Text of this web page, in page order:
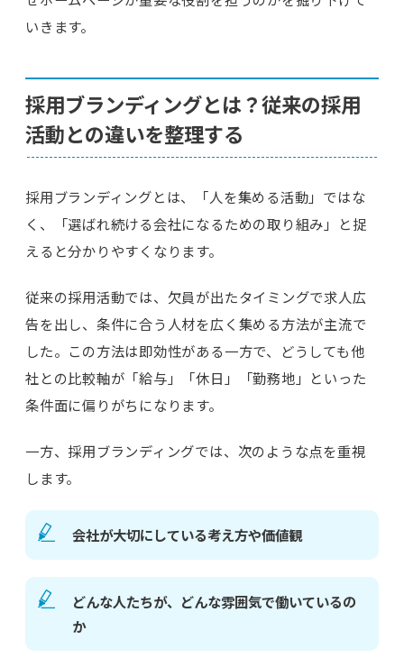
いきます。
採用ブランディングとは？従来の採用
活動との違いを整理する
採用ブランディングとは、「人を集める活動」ではな
く、「選ばれ続ける会社になるための取り組み」と捉
えると分かりやすくなります。
従来の採用活動では、欠員が出たタイミングで求人広
告を出し、条件に合う人材を広く集める方法が主流で
した。この方法は即効性がある一方で、どうしても他
社との比較軸が「給与」「休日」「勤務地」といった
条件面に偏りがちになります。
一方、採用ブランディングでは、次のような点を重視
します。
会社が大切にしている考え方や価値観
どんな人たちが、どんな雰囲気で働いているの
か